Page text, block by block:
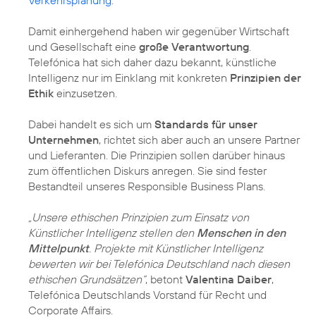
Damit einhergehend haben wir gegenüber Wirtschaft
und Gesellschaft eine große Verantwortung.
Telefónica hat sich daher dazu bekannt, künstliche
Intelligenz nur im Einklang mit konkreten Prinzipien der
Ethik einzusetzen.
Dabei handelt es sich um Standards für unser
Unternehmen, richtet sich aber auch an unsere Partner
und Lieferanten. Die Prinzipien sollen darüber hinaus
zum öffentlichen Diskurs anregen. Sie sind fester
Bestandteil unseres Responsible Business Plans.
„Unsere ethischen Prinzipien zum Einsatz von
Künstlicher Intelligenz stellen den Menschen in den
Mittelpunkt. Projekte mit Künstlicher Intelligenz
bewerten wir bei Telefónica Deutschland nach diesen
ethischen Grundsätzen“, betont Valentina Daiber,
Telefónica Deutschlands Vorstand für Recht und
Corporate Affairs.